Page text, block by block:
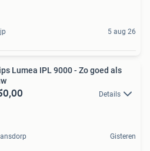
5 aug 26
Lumea IPL 9000 - Zo goed als
Details
Gisteren